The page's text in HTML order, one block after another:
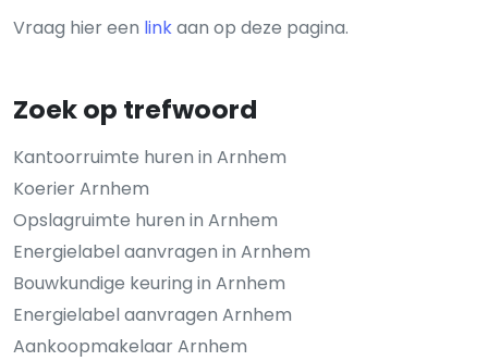
Vraag hier een linkaan op deze pagina.
Zoek op trefwoord
Kantoorruimte huren in Arnhem
Koerier Arnhem
Opslagruimte huren in Arnhem
Energielabel aanvragen in Arnhem
Bouwkundige keuring in Arnhem
Energielabel aanvragen Arnhem
Aankoopmakelaar Arnhem